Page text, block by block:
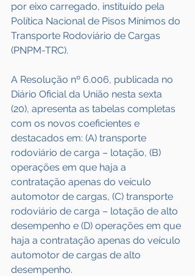
por eixo carregado, instituído pela
Política Nacional de Pisos Mínimos do
Transporte Rodoviário de Cargas
(PNPM-TRC).
A Resolução nº 6.006, publicada no
Diário Oficial da União nesta sexta
(20), apresenta as tabelas completas
com os novos coeficientes e
destacados em: (A) transporte
rodoviário de carga – lotação, (B)
operações em que haja a
contratação apenas do veículo
automotor de cargas, (C) transporte
rodoviário de carga – lotação de alto
desempenho e (D) operações em que
haja a contratação apenas do veículo
automotor de cargas de alto
desempenho.